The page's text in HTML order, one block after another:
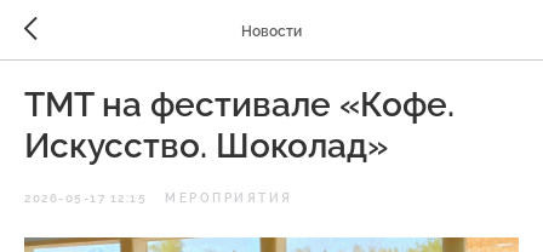
Новости
ТМТ на фестивале «Кофе.
Искусство. Шоколад»
2026-05-17 12:15 МЕРОПРИЯТИЯ